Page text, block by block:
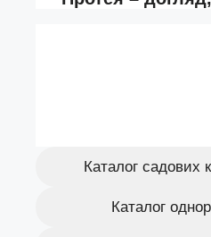
Каталог садових
Каталог